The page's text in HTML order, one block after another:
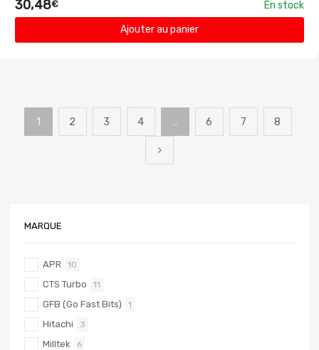
30,48€
En stock
Ajouter au panier
1 2 3 4 … 6 7 8
MARQUE
APR 10
CTS Turbo 11
GFB (Go Fast Bits) 1
Hitachi 3
Milltek 6